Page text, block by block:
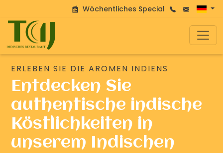
Wöchentliches Special
ERLEBEN SIE DIE AROMEN INDIENS
Entdecken Sie
authentische indische
Köstlichkeiten in
unserem Indischen